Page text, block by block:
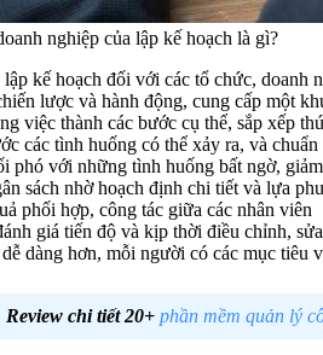
nghiệp của lập kế hoạch là gì?
kế hoạch đối với các tổ chức, doanh
lược và hành động, cung cấp một
việc thành các bước cụ thể, sắp xếp
các tình huống có thể xảy ra, và chuẩn
phó với những tình huống bất ngờ,
sách nhờ hoạch định chi tiết và lựa
phối hợp, công tác giữa các nhân viên
giá tiến độ và kịp thời điều chỉnh,
dàng hơn, mỗi người có các mục tiêu
Review chi tiết 20+ phần mềm quản lý